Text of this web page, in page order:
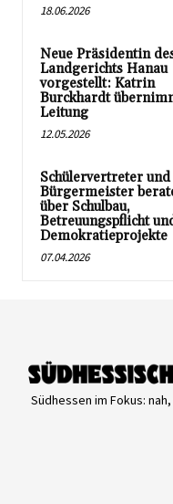
18.06.2026
Neue Präsidentin
Landgerichts Hanau
vorgestellt: Katrin
Burckhardt
Leitung
12.05.2026
Schülervertreter und
Bürgermeister
über Schulbau,
Betreuungspflicht
Demokratieprojekte
07.04.2026
Südhessen im Fokus: